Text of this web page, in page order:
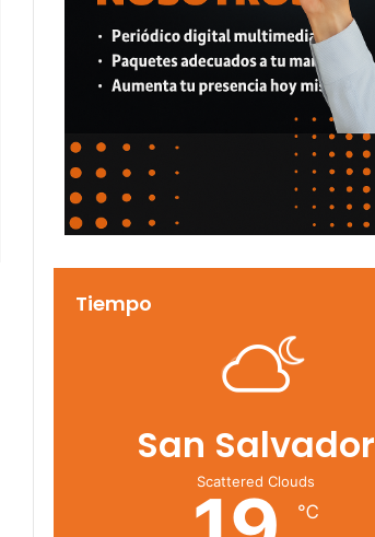
Tiempo
San Salvador
Scattered Clouds
℃